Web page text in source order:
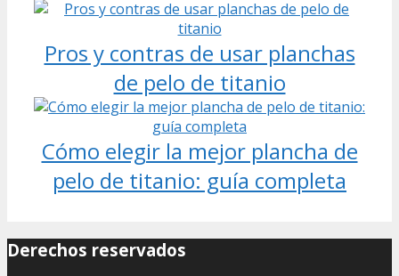
Pros y contras de usar planchas
de pelo de titanio
Cómo elegir la mejor plancha de
pelo de titanio: guía completa
Derechos reservados